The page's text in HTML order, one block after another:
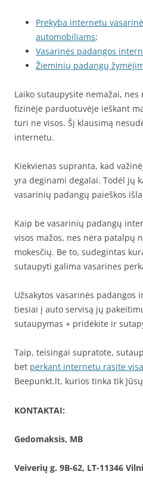
Prekyba internetu
automobiliams;
Vasarinės padangos
Žieminių padangų
Laiko sutaupysite nemažai,
fizinėje parduotuvėje ieškant
turi ne visos. Šį klausimą
internetu.
Kiekvienas supranta, kad
yra deginami degalai. Todėl jų
vasarinių padangų paieškos
Kaip be vasarinių padangų
visos mažos, nes nėra patalpų
mokesčių. Be to, sudegintas
sutaupyti galima vasarines
Užsakytos vasarinės
tiesiai į auto servisą jų
sutaupymas + pridėkite ir
Taip, teisingai supratote,
bet perkant internetu rasite
Beepunkt.lt, kurios tinka tik
KONTAKTAI:
Gedomaksis, MB
Veiverių g. 9B-62, LT-11346